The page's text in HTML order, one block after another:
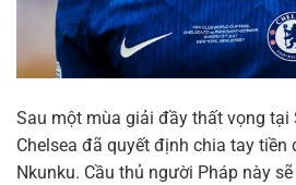
Sau một mùa giải đầy thất vọng tại
Chelsea đã quyết định chia tay tiền
Nkunku. Cầu thủ người Pháp này